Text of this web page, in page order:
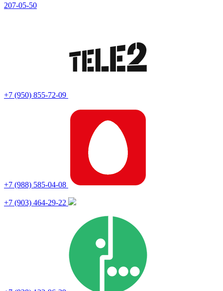
207-05-50
+7 (950) 855-72-09
+7 (988) 585-04-08
+7 (903) 464-29-22